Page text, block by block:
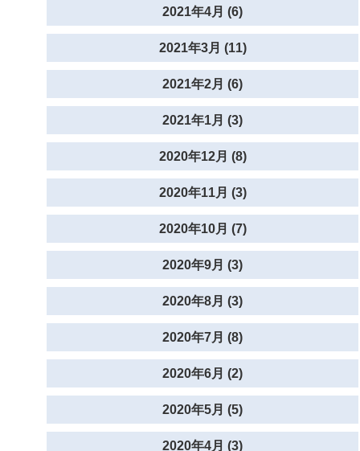
2021年4月 (6)
2021年3月 (11)
2021年2月 (6)
2021年1月 (3)
2020年12月 (8)
2020年11月 (3)
2020年10月 (7)
2020年9月 (3)
2020年8月 (3)
2020年7月 (8)
2020年6月 (2)
2020年5月 (5)
2020年4月 (3)